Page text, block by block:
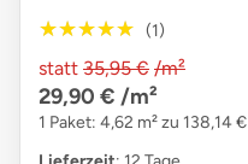
★★★★★
★★★★★ (1)
statt 35,95 € /m²
29,90 € /m²
1 Paket: 4,62 m² zu 138,14 €